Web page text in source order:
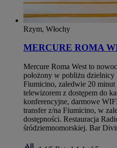
Rzym, Włochy
MERCURE ROMA
Mercure Roma West to
położony w pobliżu
Fiumicino, zaledwie 20
telewizorem z dostępem do
konferencyjne, darmowe
transfer z/na Fiumicino, w
dostępności. Restauracja
śródziemnomorskiej. Bar